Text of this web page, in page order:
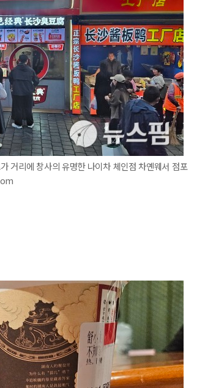
거리에 창사의 유명한 나이차 체인점 차옌웨서 점포